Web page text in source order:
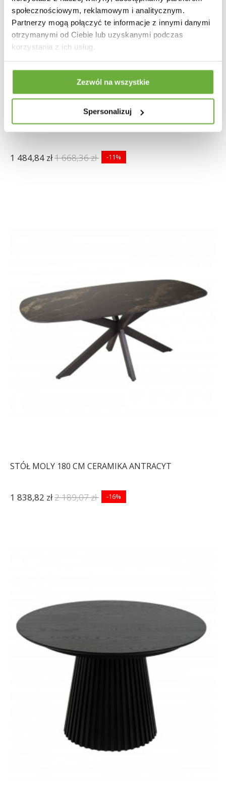
społecznościowym, reklamowym i analitycznym.
Partnerzy mogą połączyć te informacje z innymi danymi
otrzymanymi od Ciebie lub uzyskanymi podczas
korzystania z ich usług.
Zezwól na wszystkie
Spersonalizuj
STÓŁ MILANO 180X90 CM CERAMIKA BIAŁY
1 484,84 zł1 668,36 zł -11%
STÓŁ MOLY 180 CM CERAMIKA ANTRACYT
1 838,82 zł2 189,07 zł -16%